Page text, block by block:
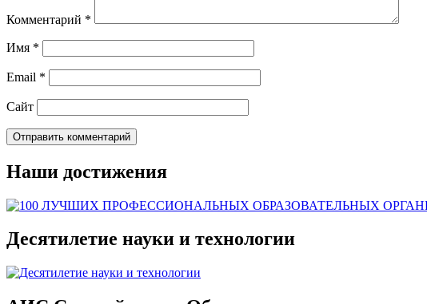
Комментарий *
Имя *
Email *
Сайт
Наши достижения
Десятилетие науки и технологии